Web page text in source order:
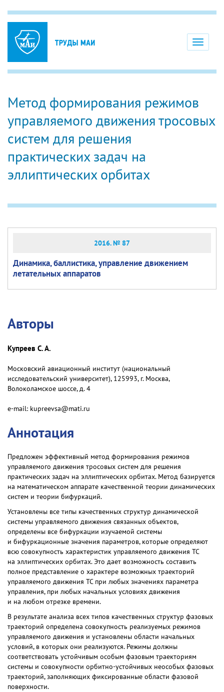
Toggle
Метод формирования режимов
управляемого движения тросовых
систем для решения
практических задач на
эллиптических орбитах
2016. № 87
Динамика, баллистика, управление движением
летательных аппаратов
Авторы
Купреев С. А.
Московский авиационный институт (национальный
исследовательский университет), 125993, г. Москва,
Волоколамское шоссе, д. 4
e-mail: kupreevsa@mati.ru
Аннотация
Предложен эффективный метод формирования режимов
управляемого движения тросовых систем для решения
практических задач на эллиптических орбитах. Метод базируется
на математическом аппарате качественной теории динамических
систем и теории бифуркаций.
Установлены все типы качественных структур динамической
системы управляемого движения связанных объектов,
определены все бифуркации изучаемой системы
и бифуркационные значения параметров, которые определяют
всю совокупность характеристик управляемого движения ТС
на эллиптических орбитах. Это дает возможность составить
полное представление о характере возможных траекторий
управляемого движения ТС при любых значениях параметра
управления, при любых начальных условиях движения
и на любом отрезке времени.
В результате анализа всех типов качественных структур фазовых
траекторий определена совокупность реализуемых режимов
управляемого движения и установлены области начальных
условий, в которых они реализуются. Режимы должны
соответствовать устойчивым особым фазовым траекториям
системы и совокупности орбитно-устойчивых неособых фазовых
траекторий, заполняющих фиксированные области фазовой
поверхности.